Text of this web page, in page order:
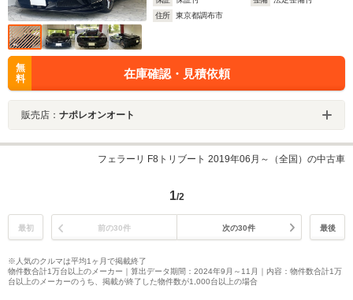
住所
東京都調布市
無
料
在庫確認・見積依頼
販売店： ナポレオンオート
フェラーリ F8トリブート 2019年06月～（全国）の中古車
1/2
最初 前の30件 次の30件 最後
※人気のクルマは平均1ヶ月で掲載終了
物件数合計1万台以上のメーカー｜算出データ期間：2024年9月～11月｜内容：物件数合計1万
台以上のメーカーのうち、掲載が終了した物件数が1,000台以上の場合